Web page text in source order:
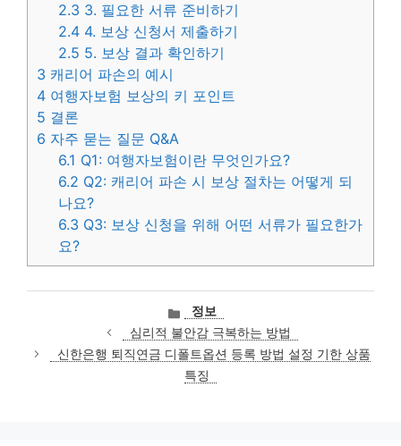
2.3 3. 필요한 서류 준비하기
2.4 4. 보상 신청서 제출하기
2.5 5. 보상 결과 확인하기
3 캐리어 파손의 예시
4 여행자보험 보상의 키 포인트
5 결론
6 자주 묻는 질문 Q&A
6.1 Q1: 여행자보험이란 무엇인가요?
6.2 Q2: 캐리어 파손 시 보상 절차는 어떻게 되
나요?
6.3 Q3: 보상 신청을 위해 어떤 서류가 필요한가
요?
카
테
고
리
정보
심리적 불안감 극복하는 방법
신한은행 퇴직연금 디폴트옵션 등록 방법 설정 기한 상품
특징